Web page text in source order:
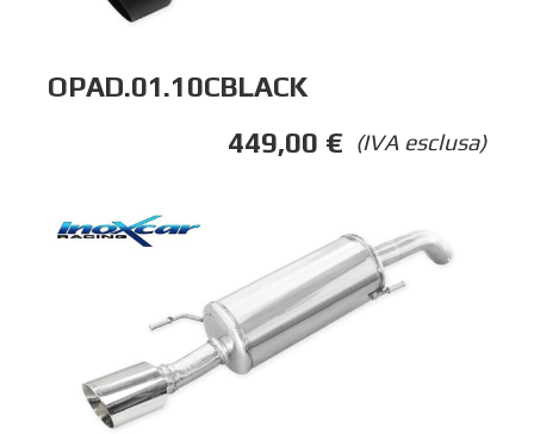
OPAD.01.10CBLACK
(IVA esclusa)
449,00 €